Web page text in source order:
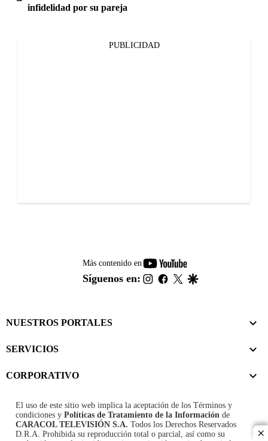
infidelidad por su pareja
PUBLICIDAD
Más contenido en
youtube-
footer
Síguenos en: instagram
facebook
twitter
NUESTROS PORTALES
SERVICIOS
CORPORATIVO
El uso de este sitio web implica la aceptación de los Términos y
condiciones y Políticas de Tratamiento de la Información de
CARACOL TELEVISIÓN S.A. Todos los Derechos Reservados
D.R.A. Prohibida su reproducción total o parcial, así como su